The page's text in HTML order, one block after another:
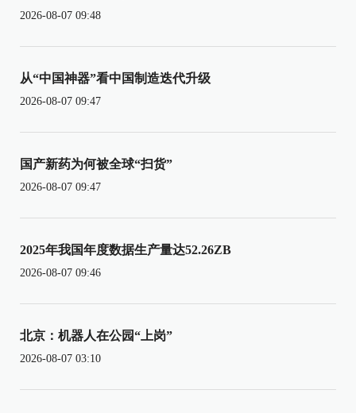
2026-08-07 09:48
从“中国神器”看中国制造迭代升级
2026-08-07 09:47
国产新药为何被全球“扫货”
2026-08-07 09:47
2025年我国年度数据生产量达52.26ZB
2026-08-07 09:46
北京：机器人在公园“上岗”
2026-08-07 03:10